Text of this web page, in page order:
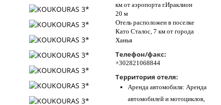
км от аэропорта г.Ираклион
20 м
Отель расположен в поселке
Като Сталос, 7 км от города
Ханья
Телефон/факс:
+302821068844
Территория отеля:
Аренда автомобиля: Аренда
автомобилей и мотоциклов,